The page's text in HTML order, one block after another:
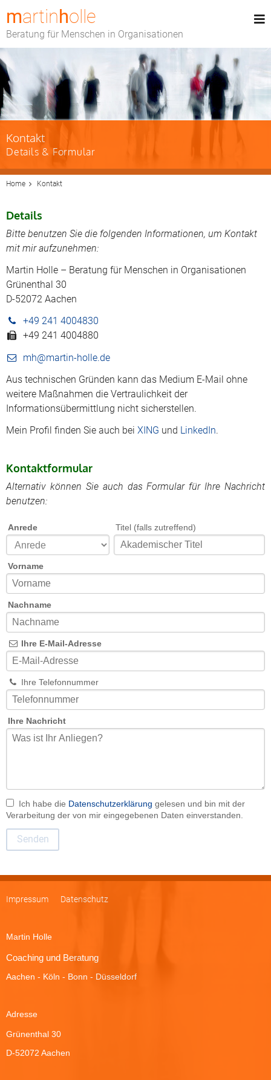
martinholle
Beratung für Menschen in Organisationen
Kontakt
Details & Formular
Home Kontakt
Details
Bitte benutzen Sie die folgenden Informationen, um Kontakt
mit mir aufzunehmen:
Martin Holle – Beratung für Menschen in Organisationen
Grünenthal 30
D-52072 Aachen
+49 241 4004830
+49 241 4004880
mh@martin-holle.de
Aus technischen Gründen kann das Medium E-Mail ohne
weitere Maßnahmen die Vertraulichkeit der
Informationsübermittlung nicht sicherstellen.
Mein Profil finden Sie auch bei XING und LinkedIn.
Kontaktformular
Alternativ können Sie auch das Formular für Ihre Nachricht
benutzen:
Anrede Titel (falls zutreffend)
Vorname
Nachname
Ihre E-Mail-Adresse
Ihre Telefonnummer
Ihre Nachricht
Ich habe die Datenschutzerklärung gelesen und bin mit der
Verarbeitung der von mir eingegebenen Daten einverstanden.
Impressum Datenschutz
Martin Holle
Coaching und Beratung
Aachen - Köln - Bonn - Düsseldorf
Adresse
Grünenthal 30
D-52072 Aachen